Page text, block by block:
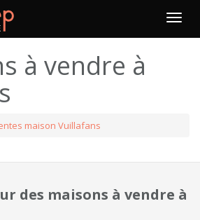
à vendre à
maison Vuillafans
des maisons à vendre à